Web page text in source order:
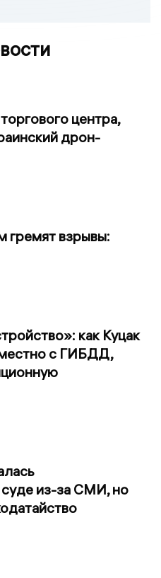
центра,
дрон-
гремят взрывы:
как Куцак
с ГИБДД,
суде из-за СМИ, но